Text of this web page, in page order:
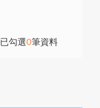
已勾選0筆資料